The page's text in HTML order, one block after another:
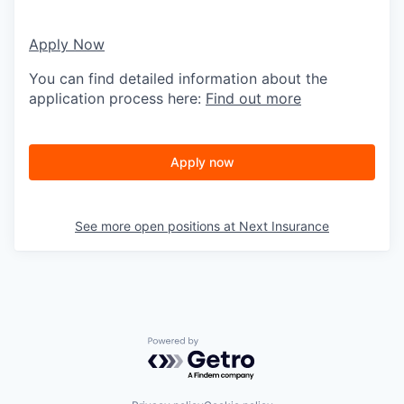
Apply Now
You can find detailed information about the
application process here: Find out more
Apply now
See more open positions at Next Insurance
Powered by Getro.com